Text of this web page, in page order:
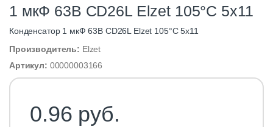
1 мкФ 63В CD26L Elzet 105°C 5х11
Конденсатор 1 мкФ 63В CD26L Elzet 105°C 5х11
Производитель: Elzet
Артикул: 00000003166
0.96 руб.